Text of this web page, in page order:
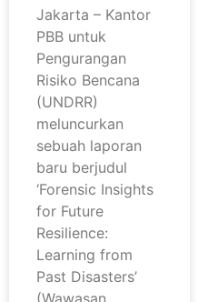
Jakarta – Kantor
PBB untuk
Pengurangan
Risiko Bencana
(UNDRR)
meluncurkan
sebuah laporan
baru berjudul
‘Forensic Insights
for Future
Resilience:
Learning from
Past Disasters’
(Wawasan